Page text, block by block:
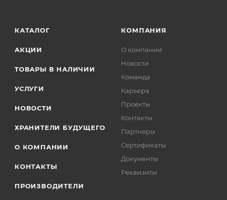
КАТАЛОГ
АКЦИИ
ТОВАРЫ В НАЛИЧИИ
УСЛУГИ
НОВОСТИ
ХРАНИТЕЛИ БУДУЩЕГО
О КОМПАНИИ
КОНТАКТЫ
ПРОИЗВОДИТЕЛИ
КОМПАНИЯ
О компании
Новости
Команда
Карьера
Проекты
Контакты
Партнеры
Сертификаты
Документы
Реквизиты